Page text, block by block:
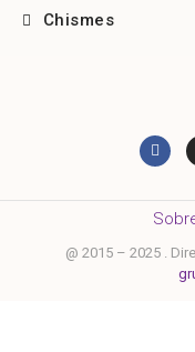
Chismes
@ 2015 – 2025 .